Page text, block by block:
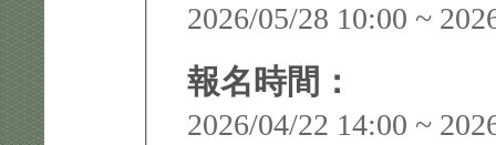
2026/05/28 10:00 ~
報名時間：
2026/04/22 14:00 ~